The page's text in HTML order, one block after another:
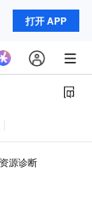
打开 APP
资源诊断